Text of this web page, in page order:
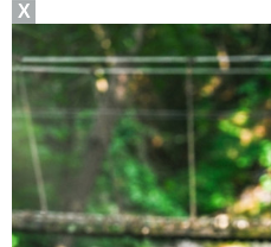
X